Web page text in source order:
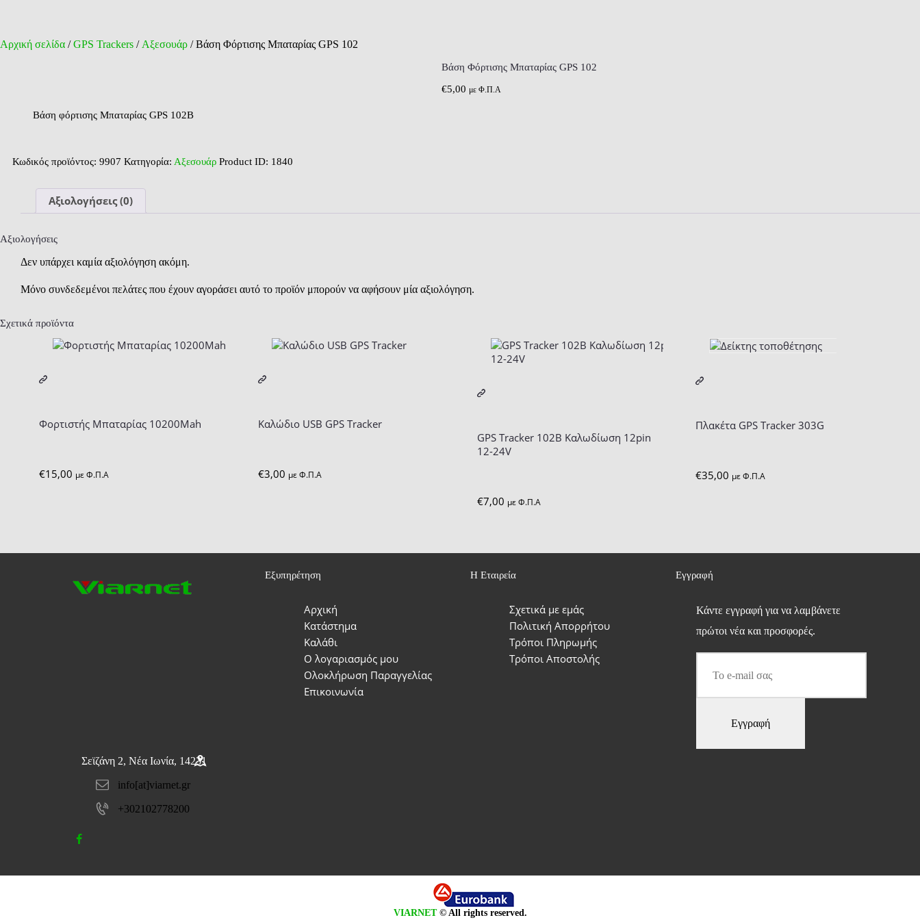
Αρχική σελίδα /GPS Trackers / Αξεσουάρ / Βάση Φόρτισης Μπαταρίας GPS 102
Βάση Φόρτισης Μπαταρίας GPS 102
€5,00 με Φ.Π.Α
Βάση φόρτισης Μπαταρίας GPS 102B
Κωδικός προϊόντος: 9907 Κατηγορία: Αξεσουάρ Product ID: 1840
Αξιολογήσεις (0)
Αξιολογήσεις
Δεν υπάρχει καμία αξιολόγηση ακόμη.
Μόνο συνδεδεμένοι πελάτες που έχουν αγοράσει αυτό το προϊόν μπορούν να αφήσουν μία αξιολόγηση.
Σχετικά προϊόντα
Φορτιστής Μπαταρίας 10200Mah
€15,00 με Φ.Π.Α
Καλώδιο USB GPS Tracker
€3,00 με Φ.Π.Α
GPS Tracker 102B Καλωδίωση 12pin
12-24V
€7,00 με Φ.Π.Α
Πλακέτα GPS Tracker 303G
€35,00 με Φ.Π.Α
Σεϊζάνη 2, Νέα Ιωνία, 14231
info[at]viarnet.gr
+302102778200
Εξυπηρέτηση
Αρχική
Κατάστημα
Καλάθι
Ο λογαριασμός μου
Ολοκλήρωση Παραγγελίας
Επικοινωνία
Η Εταιρεία
Σχετικά με εμάς
Πολιτική Απορρήτου
Τρόποι Πληρωμής
Τρόποι Αποστολής
Εγγραφή
Κάντε εγγραφή για να λαμβάνετε
πρώτοι νέα και προσφορές.
VIARNET© All rights reserved.